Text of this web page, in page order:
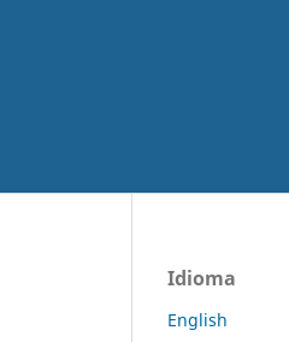
Idioma
English